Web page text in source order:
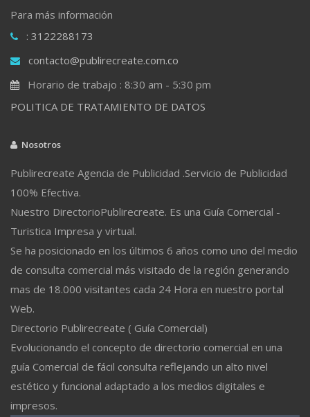
Para más información
: 3122288173
contacto@publirecreate.com.co
Horario de trabajo : 8:30 am - 5:30 pm
POLITICA DE TRATAMIENTO DE DATOS
Nosotros
Publirecreate Agencia de Publicidad .Servicio de Publicidad
100% Efectiva.
Nuestro DirectorioPublirecreate. Es una Guía Comercial -
Turistica Impresa y virtual.
Se ha posicionado en los últimos 6 años como uno del medio
de consulta comercial más visitado de la región generando
mas de 18.000 visitantes cada 24 Hora en nuestro portal
Web.
Directorio Publirecreate ( Guía Comercial)
Evolucionando el concepto de directorio comercial en una
guía Comercial de fácil consulta reflejando un alto nivel
estético y funcional adaptado a los medios digitales e
impresos.